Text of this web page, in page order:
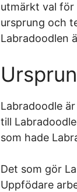
utmärkt val för
ursprung och
Labradoodlen
Labradoodle
till
som hade
Det som gör
Uppfödare